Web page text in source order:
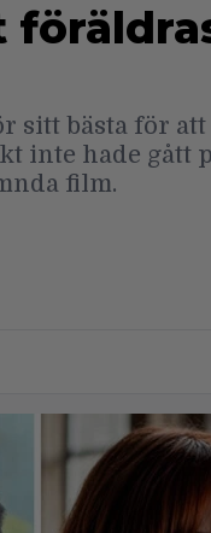
sitt bästa för
inte hade gått
film.